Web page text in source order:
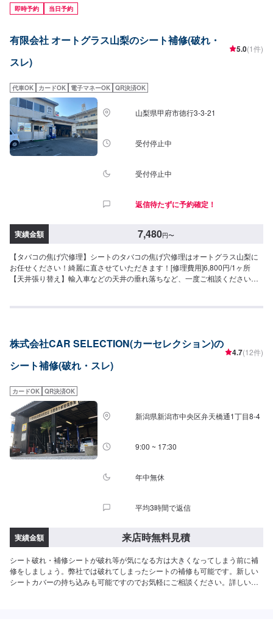
------------------------------------【1】オファーにてお問い合わせ【2】お見積り
【3】お見積りにご納得いただければ作業開始【4】仕上がり次第納車◯代車
おります。【定休日・営業時間】定休日：日曜日、祝日営業時間：
即時予約 当日予約
有限会社 オートグラス山梨のシート補修(破れ・
スレ)
5.0(1件)
代車OK カードOK 電子マネーOK QR決済OK
山梨県甲府市徳行3-3-21
受付停止中
受付停止中
返信待たずに予約確定！
実績金額 7,480円〜
【タバコの焦げ穴修理】シートのタバコの焦げ穴修理はオートグラス山梨に
お任せください！綺麗に直させていただきます！[修理費用]6,800円/1ヶ所
【天井張り替え】輸入車などの天井の垂れ落ちなど、一度ご相談ください！
株式会社CAR SELECTION(カーセレクション)の
シート補修(破れ・スレ)
4.7(12件)
カードOK QR決済OK
新潟県新潟市中央区弁天橋通1丁目8-4
9:00 ~ 17:30
年中無休
平均3時間で返信
実績金額 来店時無料見積
シート破れ・補修シートが破れ等が気になる方は大きくなってしまう前に補
修をしましょう。弊社では破れてしまったシートの補修も可能です。新しい
シートカバーの持ち込みも可能ですのでお気軽にご相談ください。詳しいお